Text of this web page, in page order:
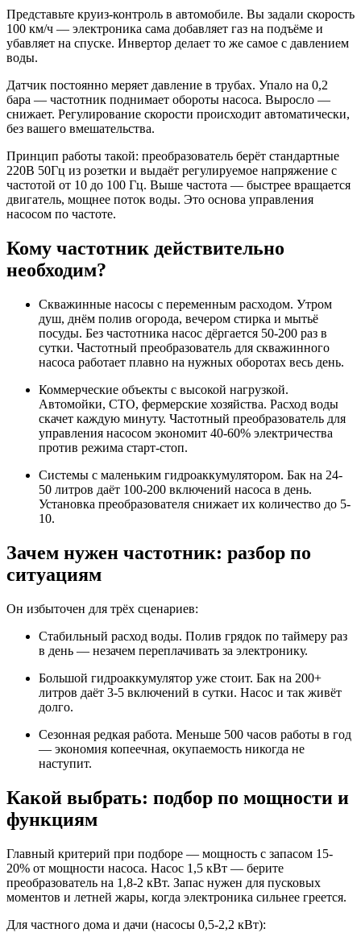
Представьте круиз-контроль в автомобиле. Вы задали скорость
100 км/ч — электроника сама добавляет газ на подъёме и
убавляет на спуске. Инвертор делает то же самое с давлением
воды.
Датчик постоянно меряет давление в трубах. Упало на 0,2
бара — частотник поднимает обороты насоса. Выросло —
снижает. Регулирование скорости происходит автоматически,
без вашего вмешательства.
Принцип работы такой: преобразователь берёт стандартные
220В 50Гц из розетки и выдаёт регулируемое напряжение с
частотой от 10 до 100 Гц. Выше частота — быстрее вращается
двигатель, мощнее поток воды. Это основа управления
насосом по частоте.
Кому частотник действительно
необходим?
Скважинные насосы с переменным расходом. Утром
душ, днём полив огорода, вечером стирка и мытьё
посуды. Без частотника насос дёргается 50-200 раз в
сутки. Частотный преобразователь для скважинного
насоса работает плавно на нужных оборотах весь день.
Коммерческие объекты с высокой нагрузкой.
Автомойки, СТО, фермерские хозяйства. Расход воды
скачет каждую минуту. Частотный преобразователь для
управления насосом экономит 40-60% электричества
против режима старт-стоп.
Системы с маленьким гидроаккумулятором. Бак на 24-
50 литров даёт 100-200 включений насоса в день.
Установка преобразователя снижает их количество до 5-
10.
Зачем нужен частотник: разбор по
ситуациям
Он избыточен для трёх сценариев:
Стабильный расход воды. Полив грядок по таймеру раз
в день — незачем переплачивать за электронику.
Большой гидроаккумулятор уже стоит. Бак на 200+
литров даёт 3-5 включений в сутки. Насос и так живёт
долго.
Сезонная редкая работа. Меньше 500 часов работы в год
— экономия копеечная, окупаемость никогда не
наступит.
Какой выбрать: подбор по мощности и
функциям
Главный критерий при подборе — мощность с запасом 15-
20% от мощности насоса. Насос 1,5 кВт — берите
преобразователь на 1,8-2 кВт. Запас нужен для пусковых
моментов и летней жары, когда электроника сильнее греется.
Для частного дома и дачи (насосы 0,5-2,2 кВт):